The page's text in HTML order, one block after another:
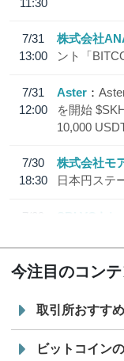
11:30
7/31
13:00
株式会社
ント「
7/31
12:00
Aster
を開始
10,000
7/30
18:30
株式会社モ
日本円ステ
7/29
SBI VCト
今注目のコン
取引所おすす
ビットコイン